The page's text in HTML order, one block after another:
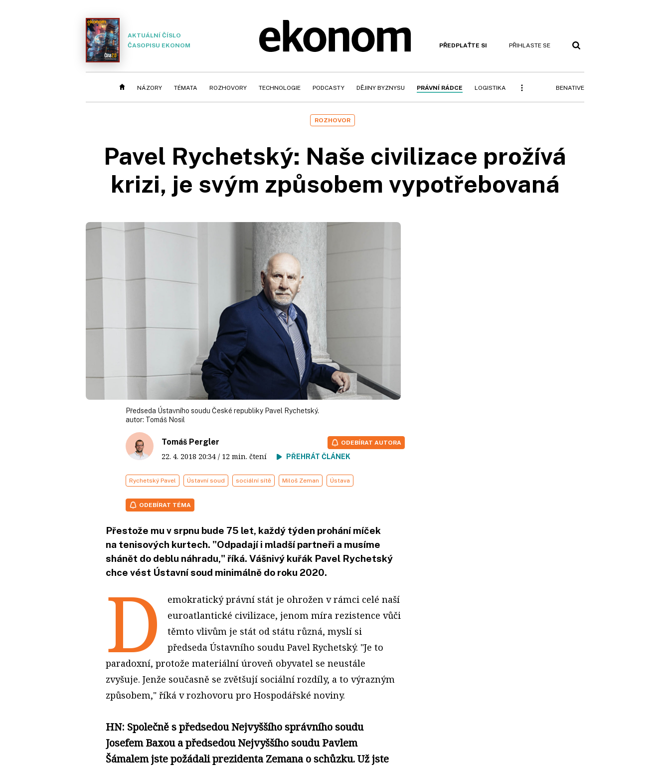
AKTUÁLNÍ ČÍSLO
ČASOPISU EKONOM
PŘEDPLAŤTE SI PŘIHLASTE SE
NÁZORY TÉMATA ROZHOVORY TECHNOLOGIE PODCASTY DĚJINY BYZNYSU PRÁVNÍ RÁDCE LOGISTIKA BENATIVE
ROZHOVOR
Pavel Rychetský: Naše civilizace prožívá
krizi, je svým způsobem vypotřebovaná
Předseda Ústavního soudu České republiky Pavel Rychetský.
autor: Tomáš Nosil
Tomáš Pergler
22. 4. 2018 20:34 / 12 min. čtení PŘEHRÁT ČLÁNEK
ODEBÍRAT AUTORA
Rychetský Pavel Ústavní soud sociální sítě Miloš Zeman Ústava
ODEBÍRAT TÉMA
Přestože mu v srpnu bude 75 let, každý týden prohání míček
na tenisových kurtech. "Odpadají i mladší partneři a musíme
shánět do deblu náhradu," říká. Vášnivý kuřák Pavel Rychetský
chce vést Ústavní soud minimálně do roku 2020.
D
emokratický právní stát je ohrožen v rámci celé naší
euroatlantické civilizace, jenom míra rezistence vůči
těmto vlivům je stát od státu různá, myslí si
předseda Ústavního soudu Pavel Rychetský. "Je to
paradoxní, protože materiální úroveň obyvatel se neustále
zvyšuje. Jenže současně se zvětšují sociální rozdíly, a to výrazným
způsobem," říká v rozhovoru pro Hospodářské noviny.
HN: Společně s předsedou Nejvyššího správního soudu
Josefem Baxou a předsedou Nejvyššího soudu Pavlem
Šámalem jste požádali prezidenta Zemana o schůzku. Už jste